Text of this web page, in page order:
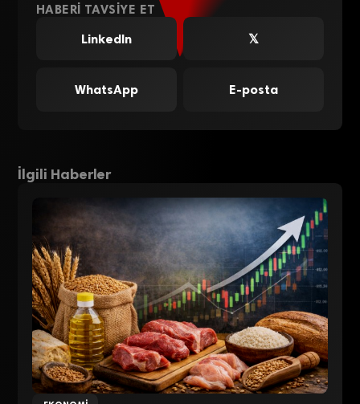
HABERI TAVSIYE ET
LinkedIn
𝕏
WhatsApp E-posta
İlgili Haberler